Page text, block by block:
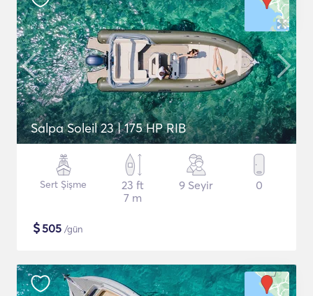
Salpa Soleil 23 | 175 HP RIB
Sert Şişme
23 ft
7 m
9 Seyir 0
$505 /gün